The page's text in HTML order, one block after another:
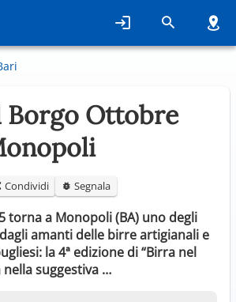
Borgo Ottobre
Condividi Segnala
torna a Monopoli (BA) uno degli
amanti delle birre artigianali e
la 4ª edizione di “Birra nel
nella suggestiva …